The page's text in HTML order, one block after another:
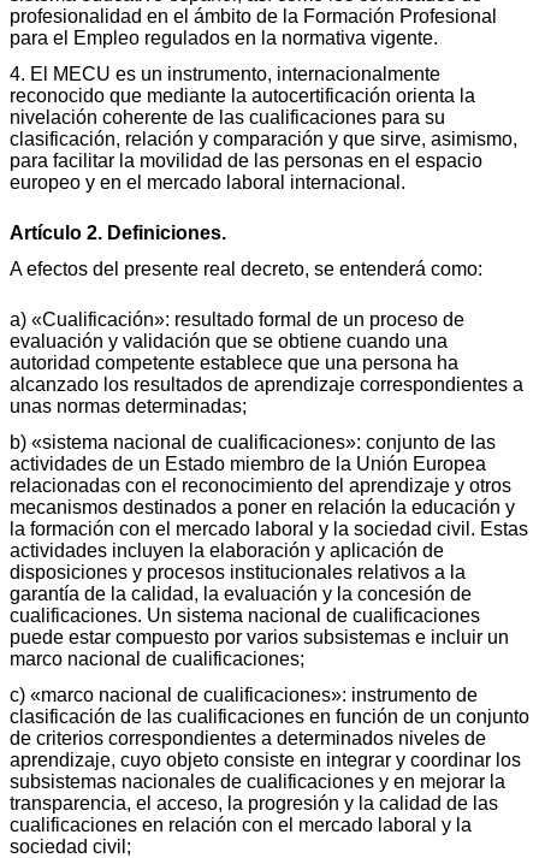
profesionalidad en el ámbito de la Formación Profesional
para el Empleo regulados en la normativa vigente.
4. El MECU es un instrumento, internacionalmente
reconocido que mediante la autocertificación orienta la
nivelación coherente de las cualificaciones para su
clasificación, relación y comparación y que sirve, asimismo,
para facilitar la movilidad de las personas en el espacio
europeo y en el mercado laboral internacional.
Artículo 2. Definiciones.
A efectos del presente real decreto, se entenderá como:
a) «Cualificación»: resultado formal de un proceso de
evaluación y validación que se obtiene cuando una
autoridad competente establece que una persona ha
alcanzado los resultados de aprendizaje correspondientes a
unas normas determinadas;
b) «sistema nacional de cualificaciones»: conjunto de las
actividades de un Estado miembro de la Unión Europea
relacionadas con el reconocimiento del aprendizaje y otros
mecanismos destinados a poner en relación la educación y
la formación con el mercado laboral y la sociedad civil. Estas
actividades incluyen la elaboración y aplicación de
disposiciones y procesos institucionales relativos a la
garantía de la calidad, la evaluación y la concesión de
cualificaciones. Un sistema nacional de cualificaciones
puede estar compuesto por varios subsistemas e incluir un
marco nacional de cualificaciones;
c) «marco nacional de cualificaciones»: instrumento de
clasificación de las cualificaciones en función de un conjunto
de criterios correspondientes a determinados niveles de
aprendizaje, cuyo objeto consiste en integrar y coordinar los
subsistemas nacionales de cualificaciones y en mejorar la
transparencia, el acceso, la progresión y la calidad de las
cualificaciones en relación con el mercado laboral y la
sociedad civil;